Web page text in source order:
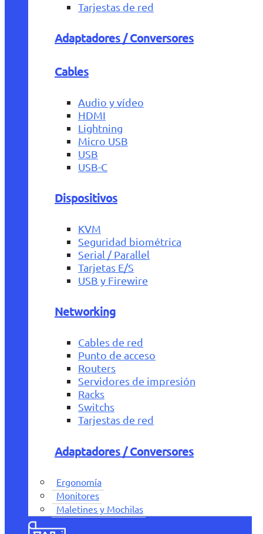
Tarjestas de red
Adaptadores / Conversores
Cables
Audio y vídeo
HDMI
Lightning
Micro USB
USB
USB-C
Dispositivos
KVM
Seguridad biométrica
Serial / Parallel
Tarjetas E/S
USB y Firewire
Networking
Cables de red
Punto de acceso
Routers
Servidores de impresión
Racks
Switchs
Tarjestas de red
Adaptadores / Conversores
Ergonomía
Monitores
Maletines y Mochilas